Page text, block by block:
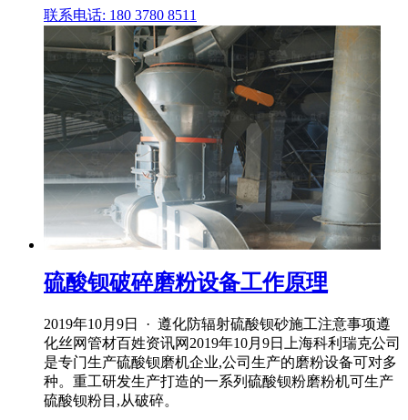
联系电话: 180 3780 8511
硫酸钡破碎磨粉设备工作原理
2019年10月9日 · 遵化防辐射硫酸钡砂施工注意事项遵
化丝网管材百姓资讯网2019年10月9日上海科利瑞克公司
是专门生产硫酸钡磨机企业,公司生产的磨粉设备可对多
种。重工研发生产打造的一系列硫酸钡粉磨粉机可生产
硫酸钡粉目,从破碎。